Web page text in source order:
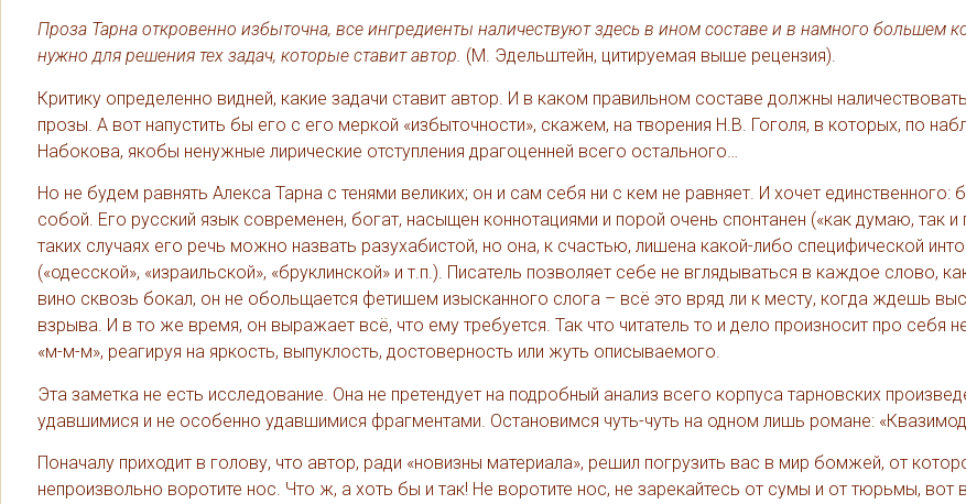
Проза Тарна откровенно избыточна, все ингредиенты наличествуют здесь в ином составе и в намного большем
нужно для решения тех задач, которые ставит автор. (М. Эдельштейн, цитируемая выше рецензия).
Критику определенно видней, какие задачи ставит автор. И в каком правильном составе должны
прозы. А вот напустить бы его с его меркой «избыточности», скажем, на творения Н.В. Гоголя, в которых, по
Набокова, якобы ненужные лирические отступления драгоценней всего остального…
Но не будем равнять Алекса Тарна с тенями великих; он и сам себя ни с кем не равняет. И хочет единственного:
собой. Его русский язык современен, богат, насыщен коннотациями и порой очень спонтанен («как думаю, так
таких случаях его речь можно назвать разухабистой, но она, к счастью, лишена какой-либо специфической
(«одесской», «израильской», «бруклинской» и т.п.). Писатель позволяет себе не вглядываться в каждое слово,
вино сквозь бокал, он не обольщается фетишем изысканного слога – всё это вряд ли к месту, когда ждешь
взрыва. И в то же время, он выражает всё, что ему требуется. Так что читатель то и дело произносит про себя
«м-м-м», реагируя на яркость, выпуклость, достоверность или жуть описываемого.
Эта заметка не есть исследование. Она не претендует на подробный анализ всего корпуса тарновских
удавшимися и не особенно удавшимися фрагментами. Остановимся чуть-чуть на одном лишь романе:
Поначалу приходит в голову, что автор, ради «новизны материала», решил погрузить вас в мир бомжей, от
непроизвольно воротите нос. Что ж, а хоть бы и так! Не воротите нос, не зарекайтесь от сумы и от тюрьмы, вот